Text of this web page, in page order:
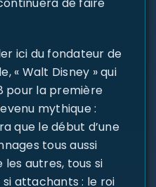
ici du fondateur de
« Walt Disney » qui
pour la première
mythique :
que le début d’une
tous aussi
les autres, tous si
attachants : le roi